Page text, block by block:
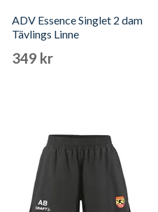
ADV Essence Singlet 2 dam
Tävlings Linne
349 kr